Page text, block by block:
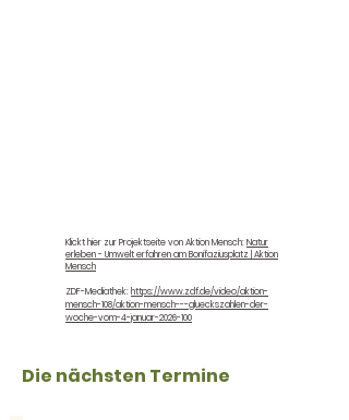
Klickt hier zur Projektseite von Aktion Mensch:Natur
erleben - Umwelt erfahren am Bonifaziusplatz | Aktion
Mensch​
ZDF-Mediathek: https://www.zdf.de/video/aktion-
mensch-108/aktion-mensch---glueckszahlen-der-
woche-vom-4-januar-2026-100
Die nächsten Termine